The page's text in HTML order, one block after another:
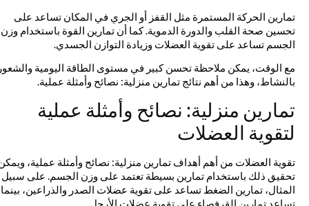
تمارين الحركة المستمرة مثل القفز أو الجري في المكان تساعد على
تحسين صحة القلب والدورة الدموية. كما أن تمارين القوة باستخدام وزن
الجسم تساعد على تقوية العضلات وزيادة التوازن الجسدي.
مع الوقت، يمكن ملاحظة تحسن كبير في مستوى الطاقة اليومية والشعور
بالنشاط، وهذا من أهم نتائج تمارين منزلية: نصائح وأمثلة عملية.
تمارين منزلية: نصائح وأمثلة عملية
لتقوية العضلات
تقوية العضلات من أهم أهداف تمارين منزلية: نصائح وأمثلة عملية، ويمكن
تحقيق ذلك باستخدام تمارين بسيطة تعتمد على وزن الجسم. على سبيل
المثال، تمارين الضغط تساعد على تقوية عضلات الصدر والذراعين، بينما
تساعد تمارين القرفصاء على تقوية عضلات الأرجل.